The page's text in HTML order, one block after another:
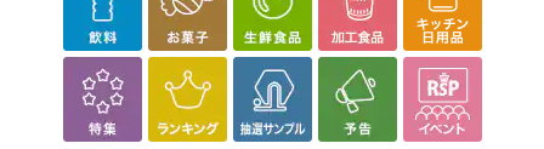
にご納得いただきましたうえでお申し込みください。
※パッケージ変更や商品リニューアル（成分など含む）等により、
参考の掲載画像や画像内のバーコードなど、お届け商品と多少異な
る場合がございます。
また、[新たな加工食品の原料原産地表示制度]の経過措置期間の終